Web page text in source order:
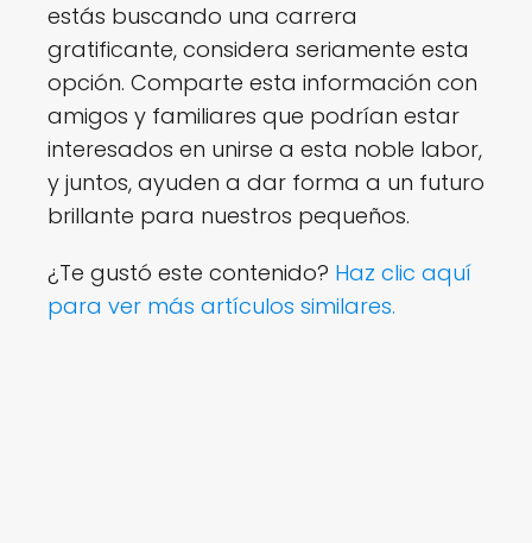
estás buscando una carrera
gratificante, considera seriamente esta
opción. Comparte esta información con
amigos y familiares que podrían estar
interesados en unirse a esta noble labor,
y juntos, ayuden a dar forma a un futuro
brillante para nuestros pequeños.
¿Te gustó este contenido? Haz clic aquí
para ver más artículos similares.